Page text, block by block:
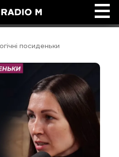
Radio M
посиденьки